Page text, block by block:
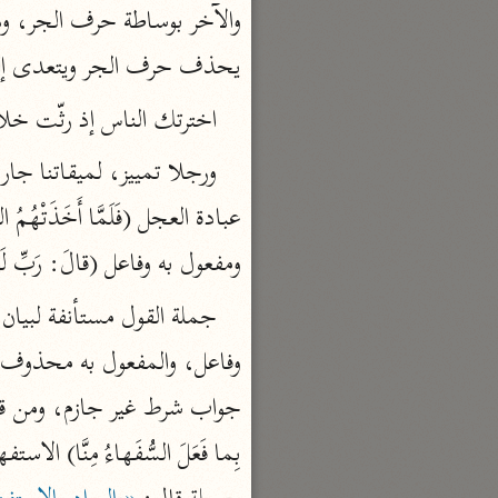
تفسير القرآن
السمعاني (٤٨٩ هـ)
نحو ٥ مجلدات
الهداية إلى بلوغ النهاية
مكي بن أبي طالب (٤٣٧ هـ)
نحو ٧ مجلدات
محاسن التأويل
نحو ١١ مجلدًا
الجواهر الحسان
الثعالبي (٨٧٥ هـ)
نحو ٦ مجلدات
يحذف حرف الجر ويتعدى
اخترتك الناس إذ رثّت
ومفعول به وفاعل (قالَ: